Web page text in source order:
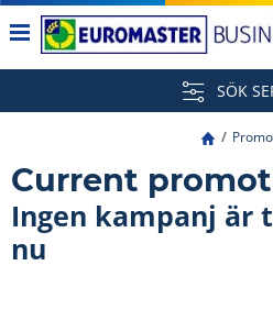
SÖK
Current
Ingen kampanj är
nu